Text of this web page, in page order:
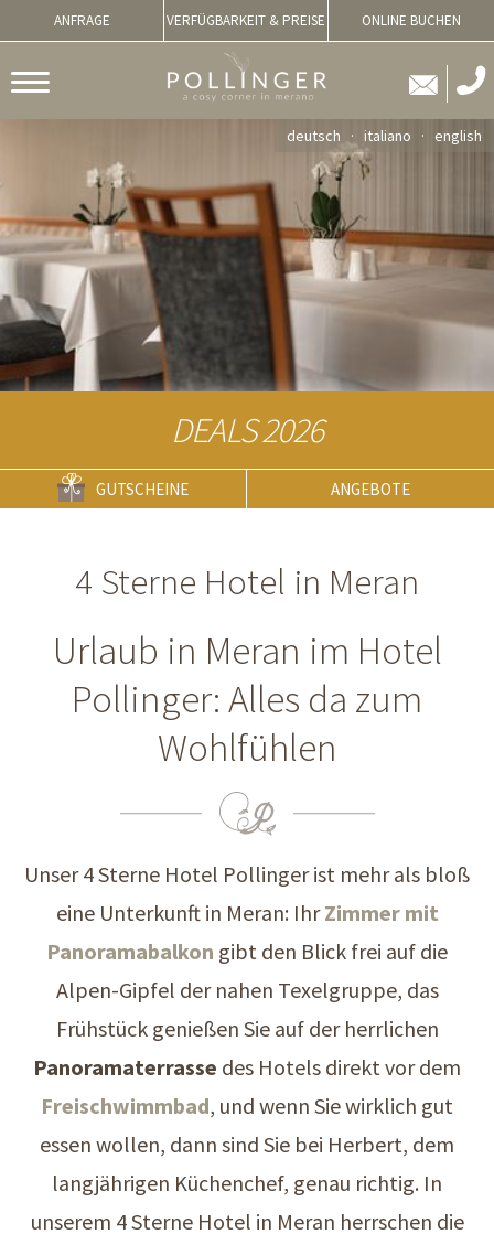
ANFRAGE VERFÜGBARKEIT & PREISE ONLINE BUCHEN
deutsch italiano english
DEALS 2026
GUTSCHEINE ANGEBOTE
4 Sterne Hotel in Meran
Urlaub in Meran im Hotel
Pollinger: Alles da zum
Wohlfühlen
Unser 4 Sterne Hotel Pollinger ist mehr als bloß
eine Unterkunft in Meran: IhrZimmer mit
Panoramabalkon gibt den Blick frei auf die
Alpen-Gipfel der nahen Texelgruppe, das
Frühstück genießen Sie auf der herrlichen
Panoramaterrasse des Hotels direkt vor dem
Freischwimmbad, und wenn Sie wirklich gut
essen wollen, dann sind Sie bei Herbert, dem
langjährigen Küchenchef, genau richtig. In
unserem 4 Sterne Hotel in Meran herrschen die